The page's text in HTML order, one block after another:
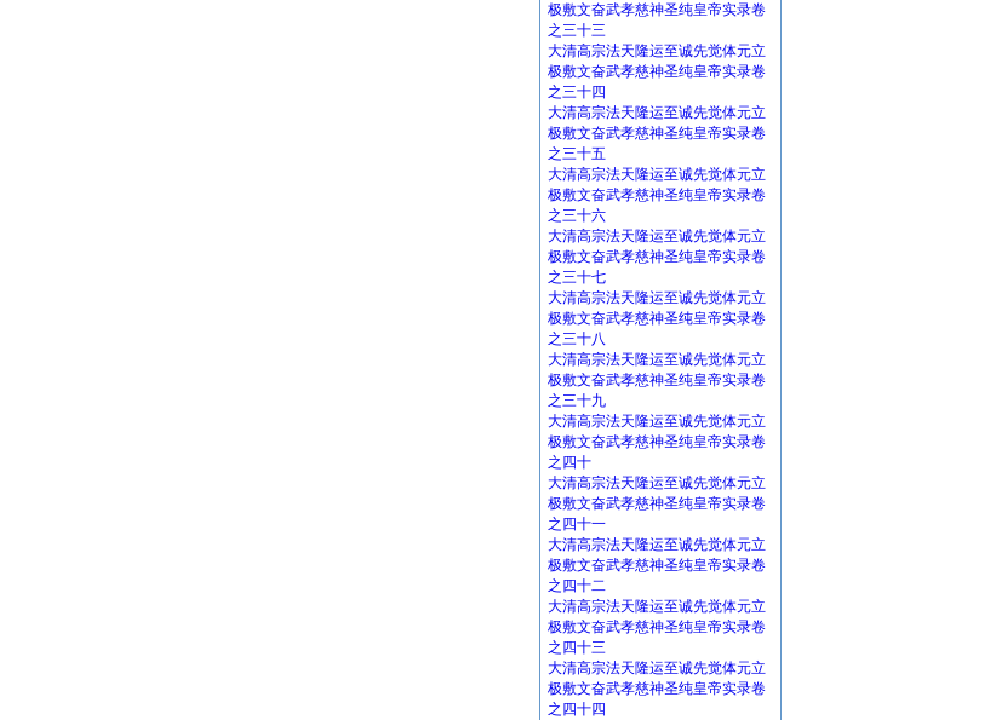
极敷文奋武孝慈神圣纯皇帝实录卷
之三十三
大清高宗法天隆运至诚先觉体元立
极敷文奋武孝慈神圣纯皇帝实录卷
之三十四
大清高宗法天隆运至诚先觉体元立
极敷文奋武孝慈神圣纯皇帝实录卷
之三十五
大清高宗法天隆运至诚先觉体元立
极敷文奋武孝慈神圣纯皇帝实录卷
之三十六
大清高宗法天隆运至诚先觉体元立
极敷文奋武孝慈神圣纯皇帝实录卷
之三十七
大清高宗法天隆运至诚先觉体元立
极敷文奋武孝慈神圣纯皇帝实录卷
之三十八
大清高宗法天隆运至诚先觉体元立
极敷文奋武孝慈神圣纯皇帝实录卷
之三十九
大清高宗法天隆运至诚先觉体元立
极敷文奋武孝慈神圣纯皇帝实录卷
之四十
大清高宗法天隆运至诚先觉体元立
极敷文奋武孝慈神圣纯皇帝实录卷
之四十一
大清高宗法天隆运至诚先觉体元立
极敷文奋武孝慈神圣纯皇帝实录卷
之四十二
大清高宗法天隆运至诚先觉体元立
极敷文奋武孝慈神圣纯皇帝实录卷
之四十三
大清高宗法天隆运至诚先觉体元立
极敷文奋武孝慈神圣纯皇帝实录卷
之四十四